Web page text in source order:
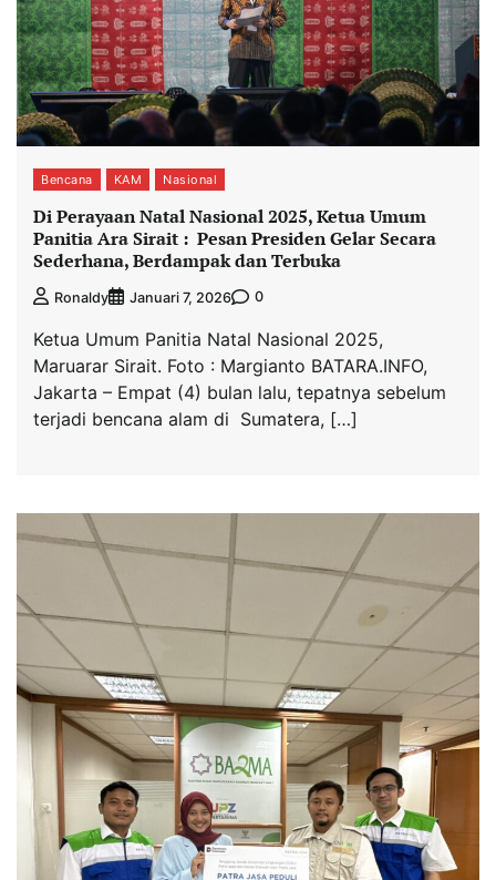
Bencana KAM Nasional
Di Perayaan Natal Nasional 2025, Ketua Umum
Panitia Ara Sirait : Pesan Presiden Gelar Secara
Sederhana, Berdampak dan Terbuka
Ronaldy Januari 7, 2026 0
Ketua Umum Panitia Natal Nasional 2025,
Maruarar Sirait. Foto : Margianto BATARA.INFO,
Jakarta – Empat (4) bulan lalu, tepatnya sebelum
terjadi bencana alam di Sumatera, […]